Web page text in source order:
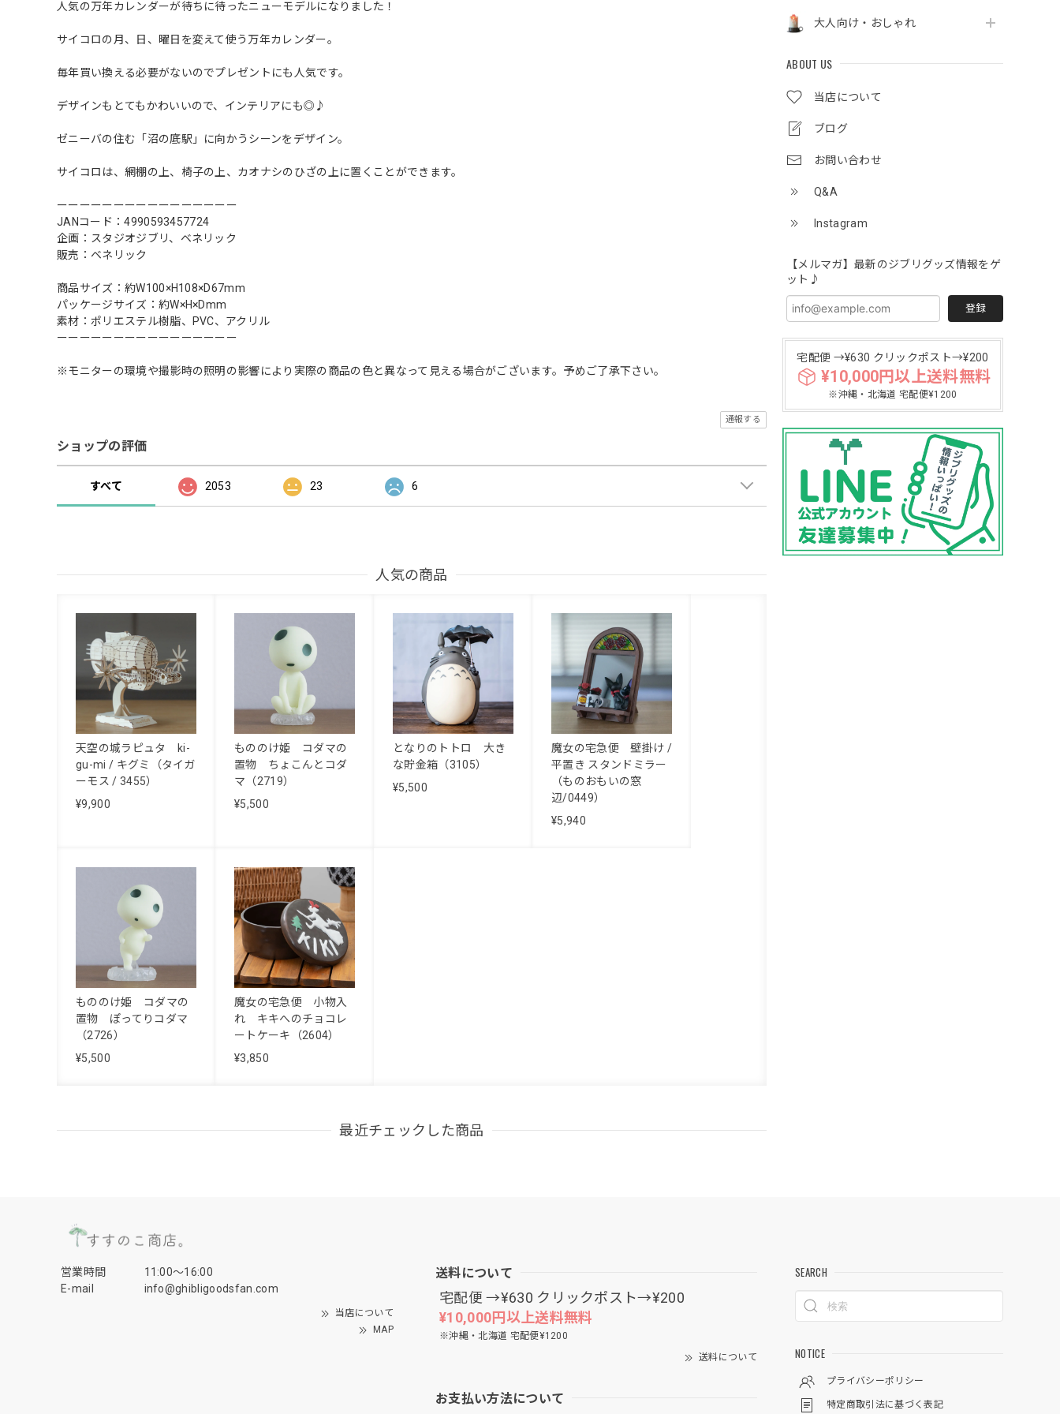
大人向け・おしゃれ
ABOUT US
当店について
ブログ
お問い合わせ
Q&A
Instagram
【メルマガ】最新のジブリグッズ情報をゲ
ット♪
登録
宅配便 →¥630 クリックポスト→¥200
¥10,000円以上送料無料
※沖縄・北海道 宅配便¥1200
人気の万年カレンダーが待ちに待ったニューモデルになりました！
サイコロの月、日、曜日を変えて使う万年カレンダー。
毎年買い換える必要がないのでプレゼントにも人気です。
デザインもとてもかわいいので、インテリアにも◎♪
ゼニーバの住む「沼の底駅」に向かうシーンをデザイン。
サイコロは、網棚の上、椅子の上、カオナシのひざの上に置くことができます。
ーーーーーーーーーーーーーーーー
JANコード：4990593457724
企画：スタジオジブリ、ベネリック
販売：ベネリック
商品サイズ：約W100×H108×D67mm
パッケージサイズ：約W×H×Dmm
素材：ポリエステル樹脂、PVC、アクリル
ーーーーーーーーーーーーーーーー
※モニターの環境や撮影時の照明の影響により実際の商品の色と異なって見える場合がございます。予めご了承下さい。
通報する
ショップの評価
すべて 2053 23 6
人気の商品
天空の城ラピュタ ki-
gu-mi / キグミ（タイガ
ーモス / 3455）
¥9,900
もののけ姫 コダマの
置物 ちょこんとコダ
マ（2719）
¥5,500
となりのトトロ 大き
な貯金箱（3105）
¥5,500
魔女の宅急便 壁掛け /
平置き スタンドミラー
（ものおもいの窓
辺/0449）
¥5,940
もののけ姫 コダマの
置物 ぽってりコダマ
（2726）
¥5,500
魔女の宅急便 小物入
れ キキへのチョコレ
ートケーキ（2604）
¥3,850
最近チェックした商品
営業時間
11:00〜16:00
E-mail
info@ghibligoodsfan.com
当店について
MAP
送料について
宅配便 →¥630 クリックポスト→¥200
¥10,000円以上送料無料
※沖縄・北海道 宅配便¥1200
送料について
お支払い方法について
SEARCH
NOTICE
プライバシーポリシー
特定商取引法に基づく表記